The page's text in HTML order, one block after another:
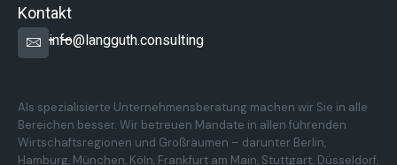
Kontakt
info@langguth.consulting
Als spezialisierte Unternehmensberatung machen wir Sie in alle
Bereichen besser. Wir betreuen Mandate in allen führenden
Wirtschaftsregionen und Großräumen – darunter Berlin,
Hamburg, München, Köln, Frankfurt am Main, Stuttgart, Düsseldorf,